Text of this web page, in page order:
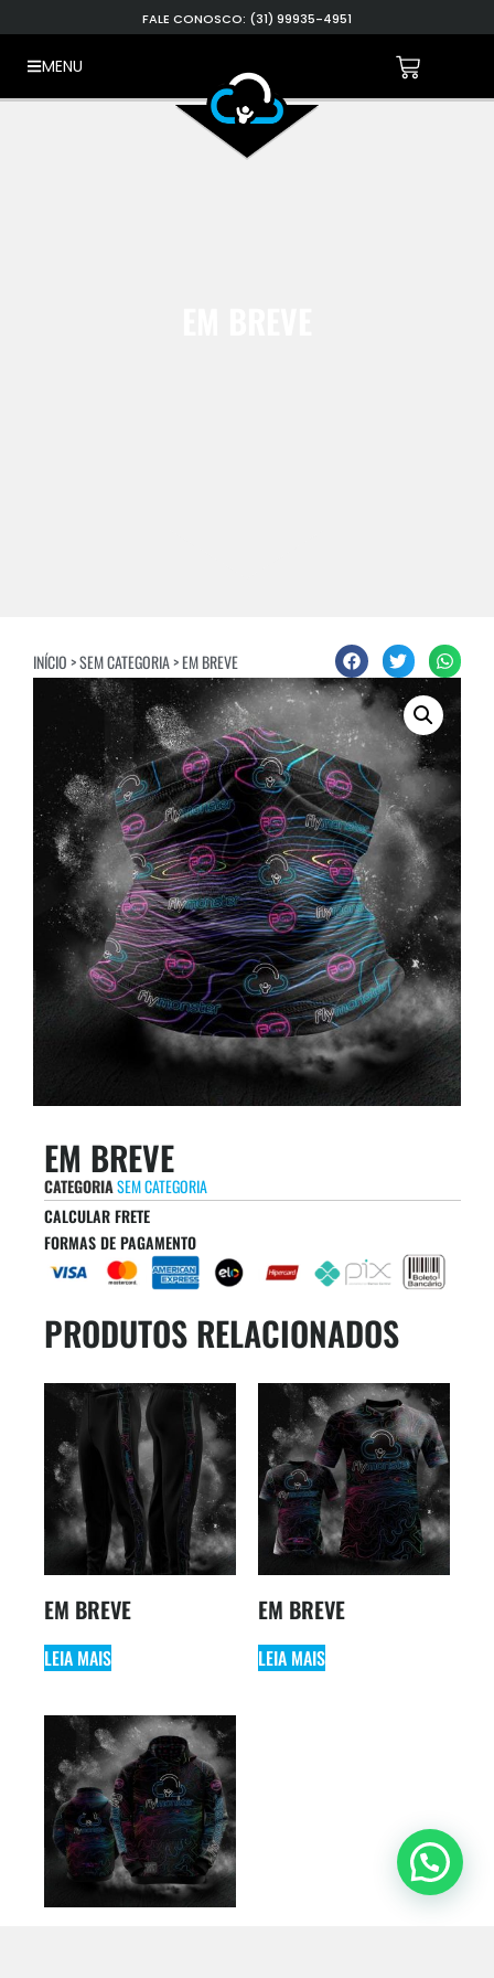
FALE CONOSCO: (31) 99935-4951
MENU
INÍCIO>SEM CATEGORIA> EM BREVE
EM BREVE
CATEGORIASEM CATEGORIA
CALCULAR FRETE
FORMAS DE PAGAMENTO
PRODUTOS RELACIONADOS
EM BREVE
LEIA MAIS
EM BREVE
LEIA MAIS